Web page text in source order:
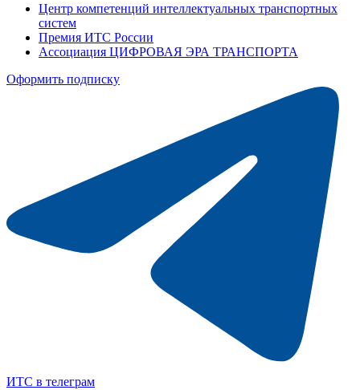
Центр компетенций интеллектуальных транспортных
систем
Премия ИТС России
Ассоциация ЦИФРОВАЯ ЭРА ТРАНСПОРТА
Оформить подписку
ИТС в телеграм